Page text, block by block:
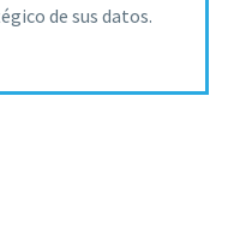
de sus datos.